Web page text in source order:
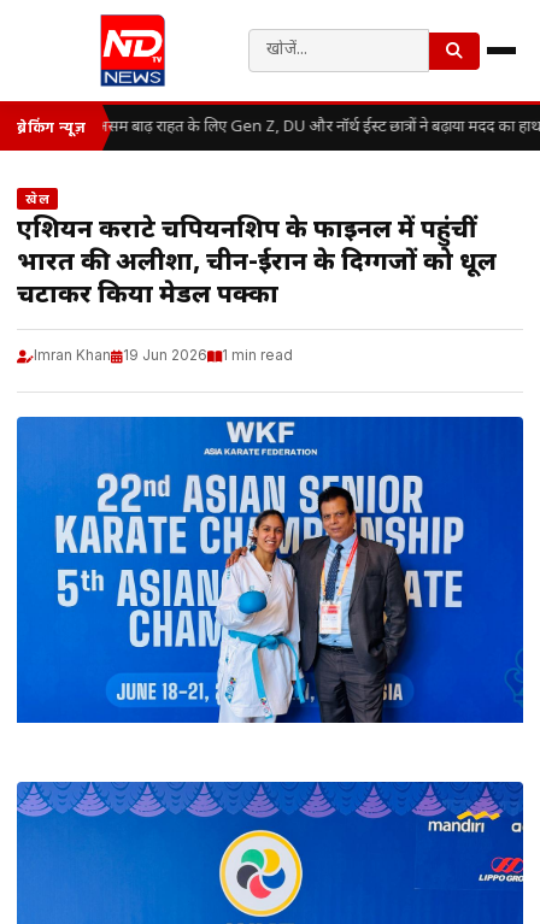
ब्रेकिंग न्यूज़ असम बाढ़ राहत के लिए Gen Z, DU और नॉर्थ ईस्ट छात्रों ने बढ़ाया मदद का हाथ
खेल
एशियन कराटे चैंपियनशिप के फाइनल में पहुंचीं
भारत की अलीशा, चीन-ईरान के दिग्गजों को धूल
चटाकर किया मेडल पक्का
Imran Khan 19 Jun 2026 1 min read